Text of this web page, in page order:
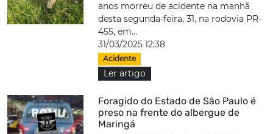
anos morreu de acidente na manhã
desta segunda-feira, 31, na rodovia PR-
455, em...
31/03/2025 12:38
Acidente
Ler artigo
Foragido do Estado de São Paulo é
preso na frente do albergue de
Maringá